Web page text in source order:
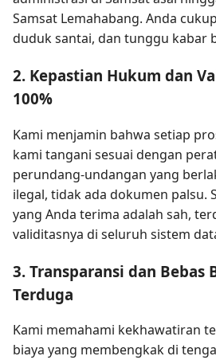
Samsat Lemahabang. Anda
duduk santai, dan tunggu kabar
2. Kepastian Hukum dan
100%
Kami menjamin bahwa setiap
kami tangani sesuai dengan
perundang-undangan yang
ilegal, tidak ada dokumen palsu.
yang Anda terima adalah sah,
validitasnya di seluruh sistem
3. Transparansi dan Bebas
Terduga
Kami memahami kekhawatiran
biaya yang membengkak di